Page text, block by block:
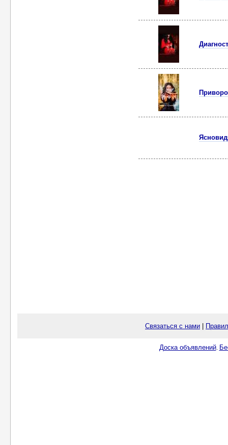
Связаться с нами
Доска объявлений.